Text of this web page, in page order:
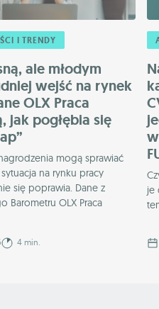
I TRENDY
ale młodym
wejść na rynek
OLX Praca
jak pogłębia się
mogą sprawiać
na rynku pracy
się poprawia. Dane z
Barometru OLX Praca
4 min.
je